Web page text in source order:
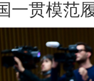
一贯模范